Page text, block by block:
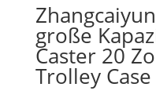
große
Caster 20
Trolley